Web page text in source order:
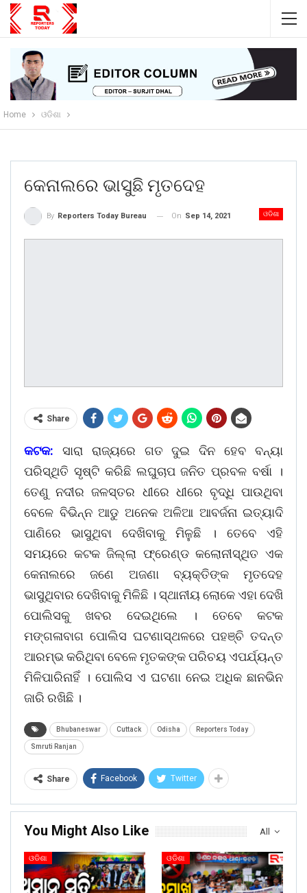
Home ଓଡିଶା
କେନାଲରେ ଭାସୁଛି ମୃତଦେହ
ଓଡିଶା
By Reporters Today Bureau On Sep 14, 2021
Share
କଟକ:
ସାରା ରାଜ୍ୟରେ ଗତ ଦୁଇ ଦିନ ହେବ ବନ୍ୟା
ପରିସ୍ଥିତି ସୃଷ୍ଟି କରିଛି ଲଘୁଚାପ ଜନିତ ପ୍ରବଳ ବର୍ଷା ।
ତେଣୁ ନଦୀର ଜଳସ୍ତର ଧୀରେ ଧୀରେ ବୃଦ୍ଧି ପାଉଥିବା
ବେଳେ ବିଭିନ୍ନ ଆଡୁ ଅନେକ ଅଳିଆ ଆବର୍ଜନା ଇତ୍ୟାଦି
ପାଣିରେ ଭାସୁଥିବା ଦେଖିବାକୁ ମିଳୁଛି । ତେବେ ଏହି
ସମୟରେ କଟକ ଜିଲ୍ଲା ଫ୍ରେଣ୍ଡ କଲୋନୀସ୍ଥିତ ଏକ
କେନାଲରେ ଜଣେ ଅଜଣା ବ୍ୟକ୍ତିଙ୍କ ମୃତଦେହ
ଭାସୁଥିବାର ଦେଖିବାକୁ ମିଳିଛି । ସ୍ଥାନୀୟ ଲୋକେ ଏହା ଦେଖି
ପୋଲିସକୁ ଖବର ଦେଇଥିଲେ । ତେବେ କଟକ
ମଙ୍ଗଳାବାଗ ପୋଲିସ ଘଟଣାସ୍ଥଳରେ ପହଞ୍ଚି ତଦନ୍ତ
ଆରମ୍ଭ କରିଥିବା ବେଳେ ମୃତକଙ୍କ ପରିଚୟ ଏପର୍ଯ୍ୟନ୍ତ
ମିଳିପାରିନାହିଁ । ପୋଲିସ ଏ ଘଟଣା ନେଇ ଅଧିକ ଛାନଭିନ
ଜାରି ରଖିଛି ।
Bhubaneswar Cuttack Odisha Reporters Today
Smruti Ranjan
Share Facebook Twitter
All
You Might Also Like
ଓଡିଶା ଓଡିଶା